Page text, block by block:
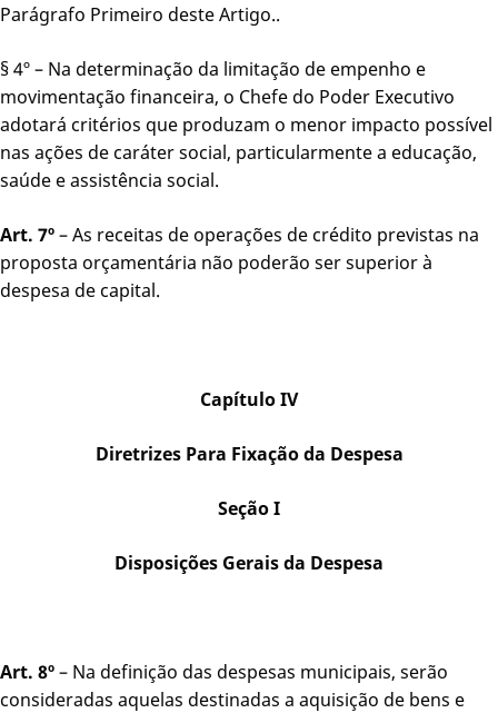
Parágrafo Primeiro deste Artigo..
§ 4º – Na determinação da limitação de empenho e
movimentação financeira, o Chefe do Poder Executivo
adotará critérios que produzam o menor impacto possível
nas ações de caráter social, particularmente a educação,
saúde e assistência social.
Art. 7º– As receitas de operações de crédito previstas na
proposta orçamentária não poderão ser superior à
despesa de capital.
Capítulo IV
Diretrizes Para Fixação da Despesa
Seção I
Disposições Gerais da Despesa
Art. 8º– Na definição das despesas municipais, serão
consideradas aquelas destinadas a aquisição de bens e